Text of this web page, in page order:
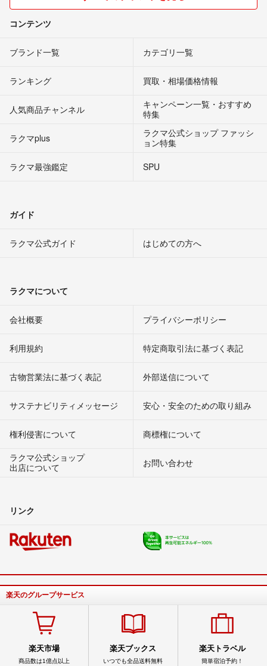
コンテンツ
ブランド一覧 カテゴリ一覧
ランキング 買取・相場価格情報
人気商品チャンネル
キャンペーン一覧・おすすめ
特集
ラクマplus
ラクマ公式ショップ ファッシ
ョン特集
ラクマ最強鑑定
SPU
ガイド
ラクマ公式ガイド はじめての方へ
ラクマについて
会社概要 プライバシーポリシー
利用規約 特定商取引法に基づく表記
古物営業法に基づく表記 外部送信について
サステナビリティメッセージ 安心・安全のための取り組み
権利侵害について
商標権について
ラクマ公式ショップ
出店について
お問い合わせ
リンク
楽天のグループサービス
楽天市場
商品数は1億点以上
楽天ブックス
いつでも全品送料無料
楽天トラベル
簡単宿泊予約！